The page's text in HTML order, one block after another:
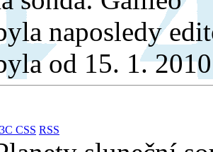
naposledy
od 15. 1.
CSS RSS